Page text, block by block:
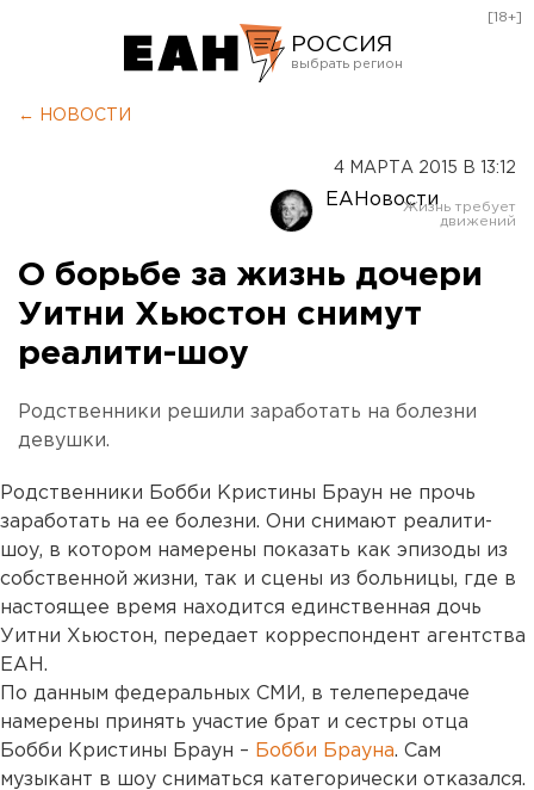
РОССИЯ
Оренбург
[18+]
← НОВОСТИ
4 МАРТА 2015 В 13:12
ЕАНовости
О борьбе за жизнь дочери
Уитни Хьюстон снимут
реалити-шоу
Родственники решили заработать на болезни
девушки.
Родственники Бобби Кристины Браун не прочь
заработать на ее болезни. Они снимают реалити-
шоу, в котором намерены показать как эпизоды из
собственной жизни, так и сцены из больницы, где в
настоящее время находится единственная дочь
Уитни Хьюстон, передает корреспондент агентства
ЕАН.
По данным федеральных СМИ, в телепередаче
намерены принять участие брат и сестры отца
Бобби Кристины Браун – Бобби Брауна. Сам
музыкант в шоу сниматься категорически отказался.